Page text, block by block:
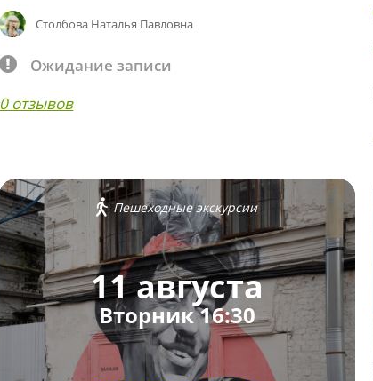
Столбова Наталья Павловна
Ожидание записи
0 отзывов
Пешеходные экскурсии
11 августа
Вторник 16:30